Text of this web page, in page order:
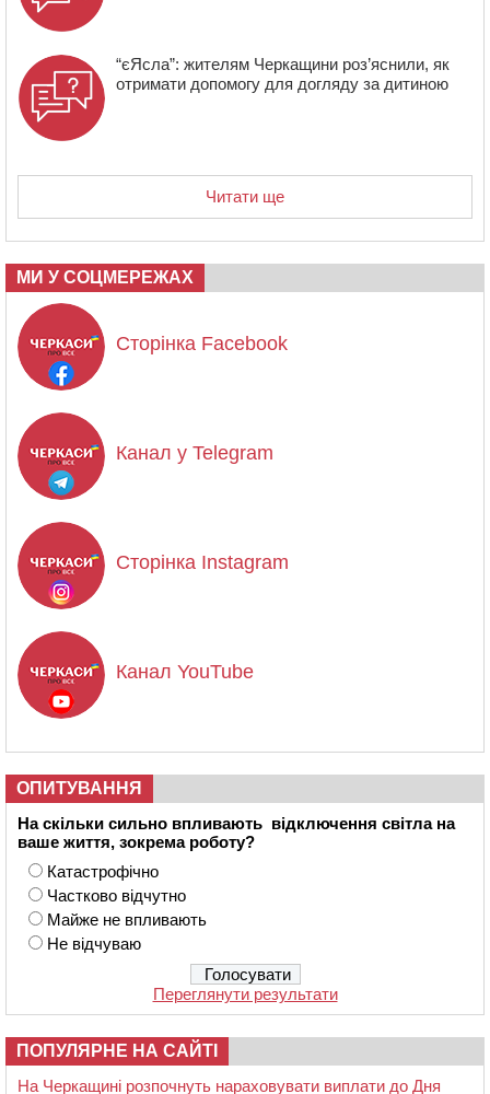
“єЯсла”: жителям Черкащини роз’яснили, як
отримати допомогу для догляду за дитиною
Читати ще
МИ У СОЦМЕРЕЖАХ
Сторінка Facebook
Канал у Telegram
Сторінка Instagram
Канал YouTube
ОПИТУВАННЯ
На скільки сильно впливають відключення світла на
ваше життя, зокрема роботу?
Катастрофічно
Частково відчутно
Майже не впливають
Не відчуваю
Переглянути результати
ПОПУЛЯРНЕ НА САЙТІ
На Черкащині розпочнуть нараховувати виплати до Дня